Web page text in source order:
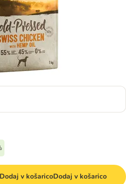
Dodaj v košaricoDodaj v košarico